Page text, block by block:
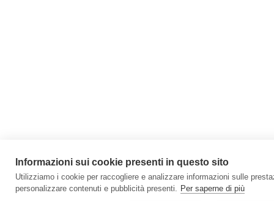
Informazioni sui cookie presenti in questo sito
Utilizziamo i cookie per raccogliere e analizzare informazioni sulle
personalizzare contenuti e pubblicità presenti. Per saperne di più